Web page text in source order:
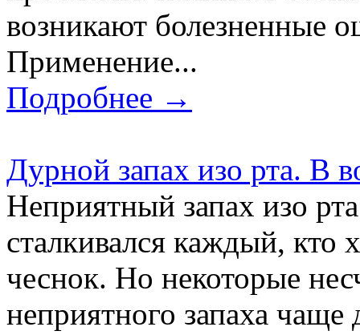
возникают болезненные
Применение...
Подробнее →
Дурной запах изо рта. В
Неприятный запах изо
сталкивался каждый, кто
чеснок. Но некоторые
неприятного запаха